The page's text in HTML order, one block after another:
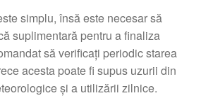
simplu, însă este necesar să
suplimentară pentru a finaliza
să verificați periodic starea
acesta poate fi supus uzurii din
și a utilizării zilnice.